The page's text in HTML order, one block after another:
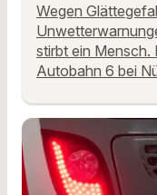
Wegen
stirbt ein Mensch.
Autobahn 6 bei